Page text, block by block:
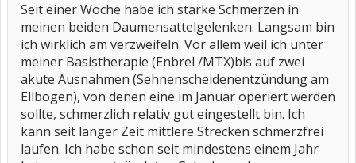
Seit einer Woche habe ich starke Schmerzen in
meinen beiden Daumensattelgelenken. Langsam bin
ich wirklich am verzweifeln. Vor allem weil ich unter
meiner Basistherapie (Enbrel /MTX)bis auf zwei
akute Ausnahmen (Sehnenscheidenentzündung am
Ellbogen), von denen eine im Januar operiert werden
sollte, schmerzlich relativ gut eingestellt bin. Ich
kann seit langer Zeit mittlere Strecken schmerzfrei
laufen. Ich habe schon seit mindestens einem Jahr